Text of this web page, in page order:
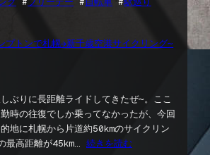
プトンで札幌→新千歳空港サイクリング〜
ぶりに長距離ライドしてきたぜ〜。ここ
時の往復でしか乗ってなかったが、今回
地に札幌から片道約50kmのサイクリン
最高距離が45km… 続きを読む